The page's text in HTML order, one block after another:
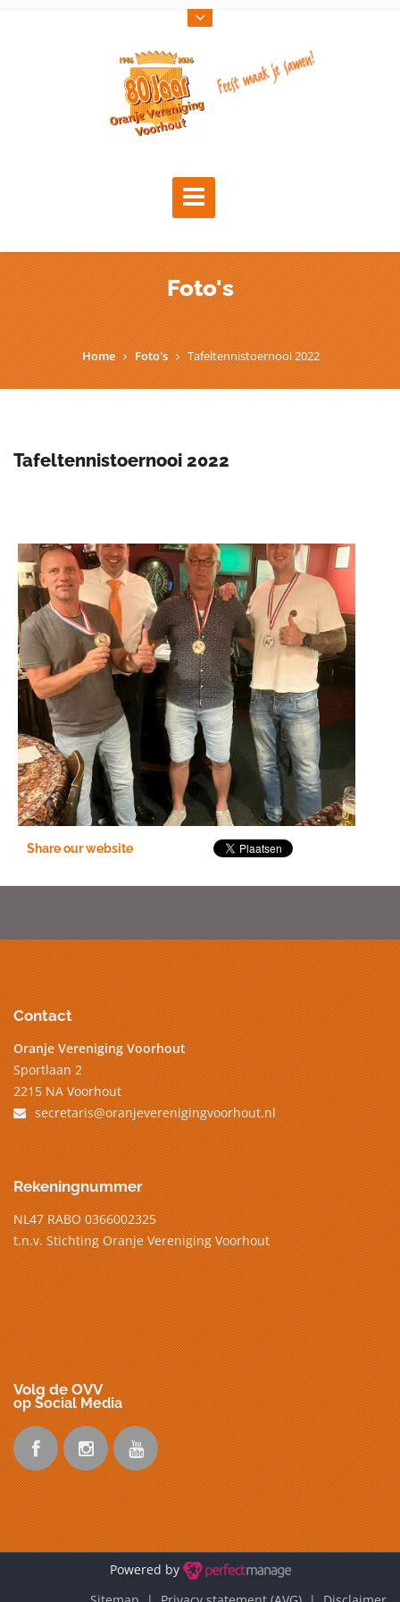
Foto's
Home Foto's Tafeltennistoernooi 2022
Tafeltennistoernooi 2022
Share our website
Contact
Oranje Vereniging Voorhout
Sportlaan 2
2215 NA Voorhout
secretaris@oranjeverenigingvoorhout.nl
Rekeningnummer
NL47 RABO 0366002325
t.n.v. Stichting Oranje Vereniging Voorhout
Volg de OVV
op Social Media
Powered by